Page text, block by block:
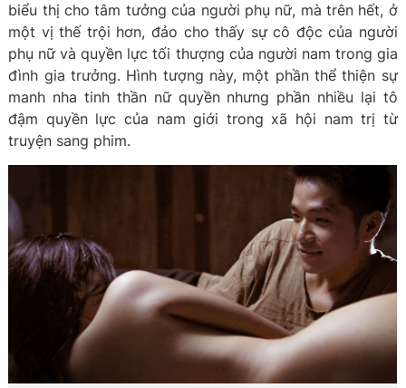
biểu thị cho tâm tưởng của người phụ nữ, mà trên hết, ở
một vị thế trội hơn, đảo cho thấy sự cô độc của người
phụ nữ và quyền lực tối thượng của người nam trong gia
đình gia trưởng. Hình tượng này, một phần thể thiện sự
manh nha tinh thần nữ quyền nhưng phần nhiều lại tô
đậm quyền lực của nam giới trong xã hội nam trị từ
truyện sang phim.